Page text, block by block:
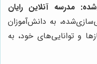
مدرسه آنلاین رایان
به دانش‌آموزان
و توانایی‌های خود، به